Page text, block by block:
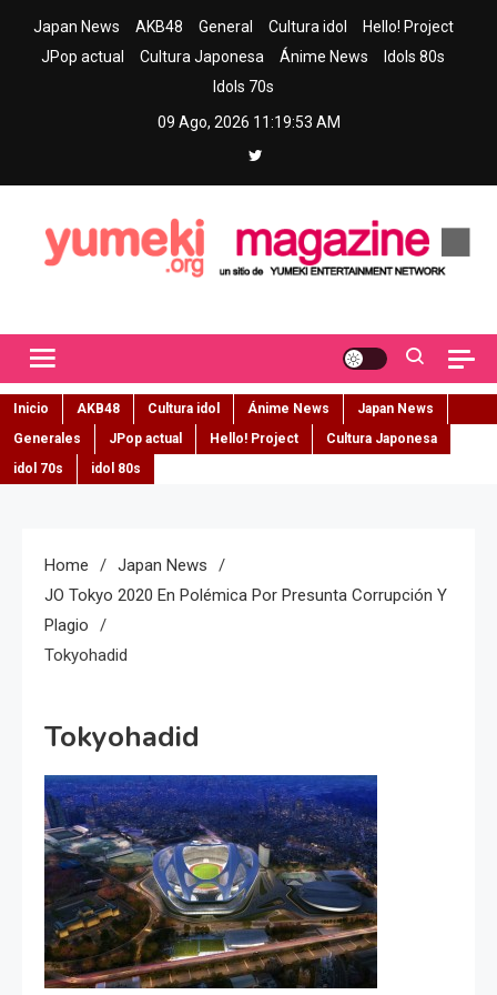
Japan News AKB48 General Cultura idol
Hello! Project
JPop actual
Cultura Japonesa Ánime News
Idols 80s
Idols 70s
09 Ago, 2026 11:19:54 AM
Inicio AKB48 Cultura idol Ánime News
Japan News
Generales
JPop actual Hello! Project
Cultura Japonesa
idol 70s
idol 80s
Home
Japan News
JO Tokyo 2020 En Polémica Por Presunta Corrupción Y
Plagio
Tokyohadid
Tokyohadid